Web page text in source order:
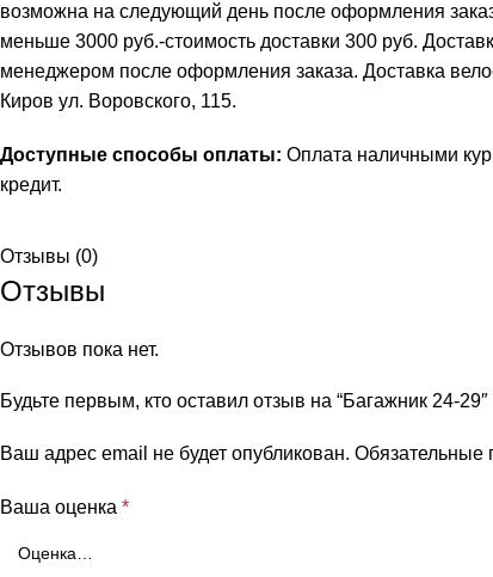
возможна на следующий день после оформления
меньше 3000 руб.-стоимость доставки 300 руб.
менеджером после оформления заказа. Доставка
Киров ул. Воровского, 115.
Доступные способы оплаты: Оплата наличными
кредит.
Отзывы (0)
Отзывы
Отзывов пока нет.
Будьте первым, кто оставил отзыв на “Багажник 24-
Ваш адрес email не будет опубликован. Обязательные
Ваша оценка *